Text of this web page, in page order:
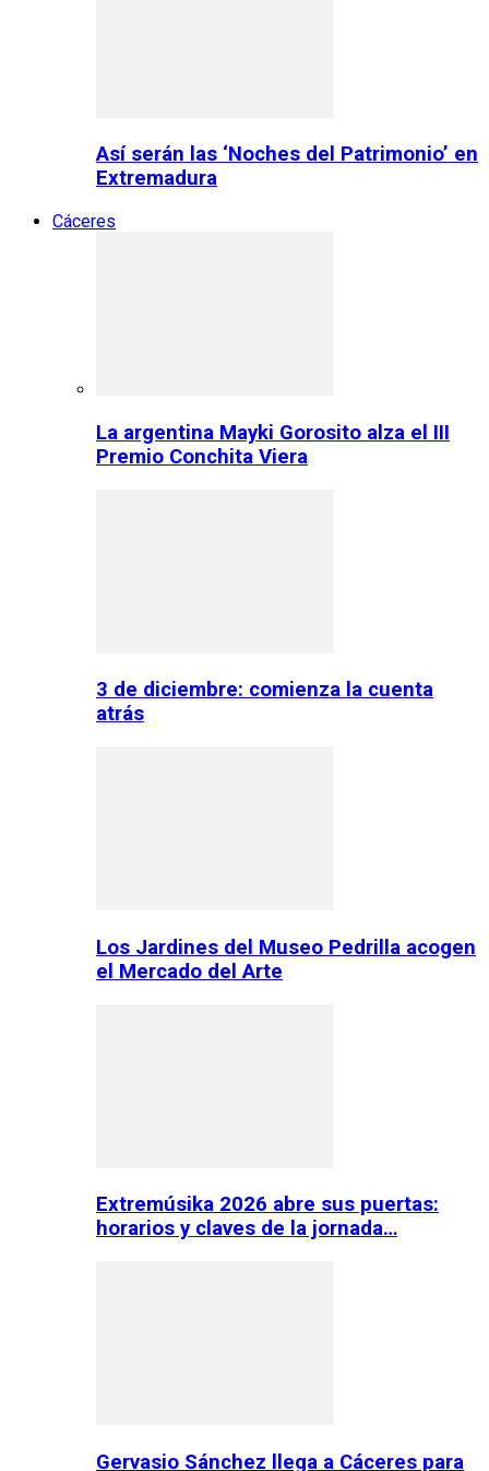
Así serán las ‘Noches del Patrimonio’ en
Extremadura
Cáceres
La argentina Mayki Gorosito alza el III
Premio Conchita Viera
3 de diciembre: comienza la cuenta
atrás
Los Jardines del Museo Pedrilla acogen
el Mercado del Arte
Extremúsika 2026 abre sus puertas:
horarios y claves de la jornada…
Gervasio Sánchez llega a Cáceres para